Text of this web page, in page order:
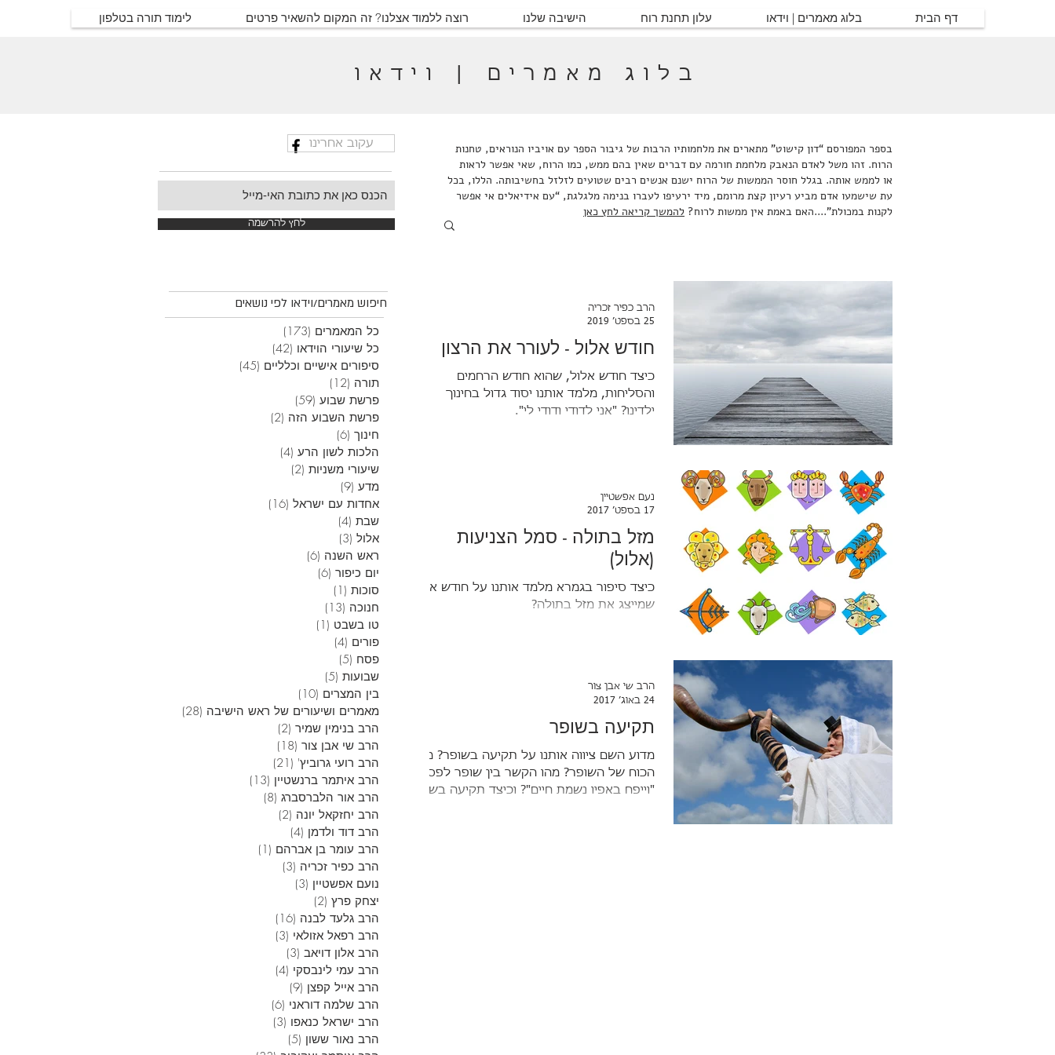
דף הבית בלוג מאמרים | וידאו עלון תחנת רוח הישיבה שלנו רוצה ללמוד אצלנו? זה המקום להשאיר פרטים לימוד תורה בטלפון
בלוג מאמרים | וידאו
לחץ להרשמה
עקוב אחרינו
חיפוש מאמרים/וידאו לפי נושאים
כל המאמרים (173)
כל שיעורי הוידאו (42)
סיפורים אישיים וכלליים (45)
תורה (12)
פרשת שבוע (59)
פרשת השבוע הזה (2)
חינוך (6)
הלכות לשון הרע (4)
שיעורי משניות (2)
מדע (9)
אחדות עם ישראל (16)
שבת (4)
אלול (3)
ראש השנה (6)
יום כיפור (6)
סוכות (1)
חנוכה (13)
טו בשבט (1)
פורים (4)
פסח (5)
שבועות (5)
בין המצרים (10)
מאמרים ושיעורים של ראש הישיבה (28)
הרב בנימין שמיר (2)
הרב שי אבן צור (18)
הרב רועי גרוביץ' (21)
הרב איתמר ברנשטיין (13)
הרב אור הלברסברג (8)
הרב יחזקאל יונה (2)
הרב דוד ולדמן (4)
הרב עומר בן אברהם (1)
הרב כפיר זכריה (3)
נועם אפשטיין (3)
יצחק פרץ (2)
הרב גלעד לבנה (16)
הרב רפאל אזולאי (3)
הרב אלון דויאב (3)
הרב עמי לינבסקי (4)
הרב אייל קפצן (9)
הרב שלמה דוראני (6)
הרב ישראל כנאפו (3)
הרב נאור ששון (5)
בספר המפורסם “דון קישוט” מתארים את מלחמותיו הרבות של גיבור הספר עם אויביו הנוראים, טחנות
הרוח. זהו משל לאדם הנאבק מלחמת חורמה עם דברים שאין בהם ממש, כמו הרוח, שאי אפשר לראות
או לממש אותה. בגלל חוסר הממשות של הרוח ישנם אנשים רבים שטועים לזלזל בחשיבותה. הללו, בכל
עת שישמעו אדם מביע רעיון קצת מרומם, מיד ירעיפו לעברו בנימה מלגלגת, “עם אידיאלים אי אפשר
לקנות במכולת”....האם באמת אין ממשות לרוח? להמשך קריאה לחץ כאן
חודש אלול - לעורר את הרצון
כיצד חודש אלול, שהוא חודש הרחמים
והסליחות, מלמד אותנו יסוד גדול בחינוך
ילדינו? "אני לדודי ודודי לי".
הרב כפיר זכריה
25 בספט׳ 2019
מזל בתולה - סמל הצניעות
(אלול)
כיצד סיפור בגמרא מלמד אותנו על חודש אלול
שמייצג את מזל בתולה?
נעם אפשטיין
17 בספט׳ 2017
תקיעה בשופר
מדוע השם ציווה אותנו על תקיעה בשופר? מהו
הכוח של השופר? מהו הקשר בין שופר לפסוק
"וייפח באפיו נשמת חיים"? וכיצד תקיעה בשופר
הרב שי אבן צור
24 באוג׳ 2017